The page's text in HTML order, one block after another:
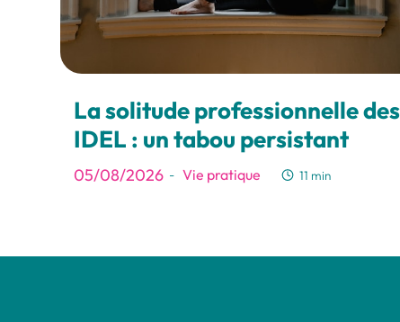
La solitude professionnelle des
IDEL : un tabou persistant
05/08/2026 - Vie pratique 11 min